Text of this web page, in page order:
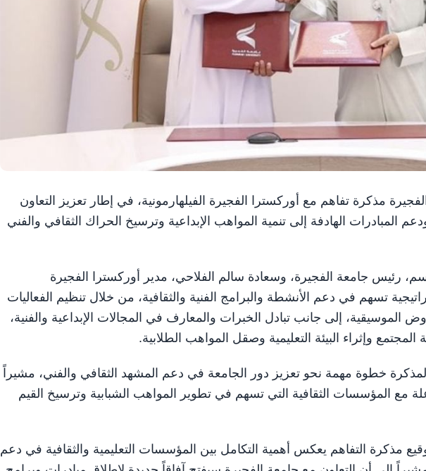
جامعة الفجيرة مذكرة تفاهم مع أوركسترا الفجيرة الفيلهارمونية، في إطار تعزيز التعاون
المبادرات الهادفة إلى تنمية المواهب الإبداعية وترسيخ الحراك الثقافي والفني
رئيس جامعة الفجيرة، وسعادة سالم الفلاحي، مدير أوركسترا الفجيرة
تسهم في دعم الأنشطة والبرامج الفنية والثقافية، من خلال تنظيم الفعاليات
الموسيقية، إلى جانب تبادل الخبرات والمعارف في المجالات الإبداعية والفنية،
وإثراء البيئة التعليمية وصقل المواهب الطلابية.
خطوة مهمة نحو تعزيز دور الجامعة في دعم المشهد الثقافي والفني، مشيراً
مع المؤسسات الثقافية التي تسهم في تطوير المواهب الشبابية وترسيخ القيم
مذكرة التفاهم يعكس أهمية التكامل بين المؤسسات التعليمية والثقافية في دعم